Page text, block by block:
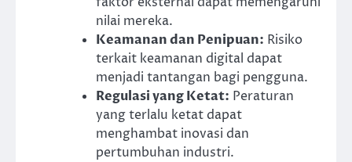
nilai mereka.
Keamanan dan Penipuan: Risiko
terkait keamanan digital dapat
menjadi tantangan bagi pengguna.
Regulasi yang Ketat: Peraturan
yang terlalu ketat dapat
menghambat inovasi dan
pertumbuhan industri.